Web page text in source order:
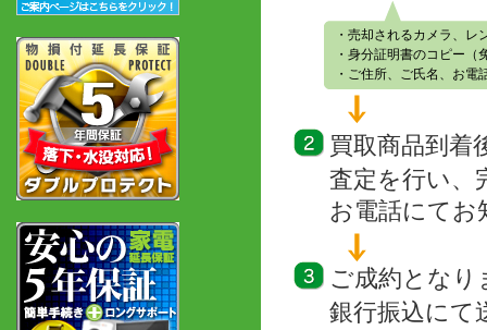
・売却されるカメラ、
・身分証明書のコピー
・ご住所、ご氏名、お
買取商品到着
査定を行い、
お電話にてお
ご成約となり
銀行振込にて